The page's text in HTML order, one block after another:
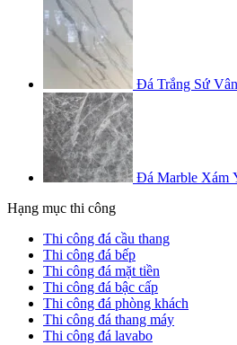
Đá Trắng Sứ
Đá Marble Xám
Hạng mục thi công
Thi công đá cầu thang
Thi công đá bếp
Thi công đá mặt tiền
Thi công đá bậc cấp
Thi công đá phòng khách
Thi công đá thang máy
Thi công đá lavabo